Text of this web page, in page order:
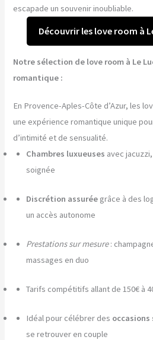
escapade un souvenir inoubliable.
Découvrir les love room à
Notre sélection de love room à Le
romantique :
En Provence-Aples-Côte d’Azur, les
une expérience romantique unique
d’intimité et de sensualité.
Chambres luxueuses avec
soignée
Discrétion assurée grâce à des
un accès autonome
Prestations sur mesure:
massages en duo
Tarifs compétitifs allant de 150€ à
Idéal pour célébrer des occasions
se retrouver en couple